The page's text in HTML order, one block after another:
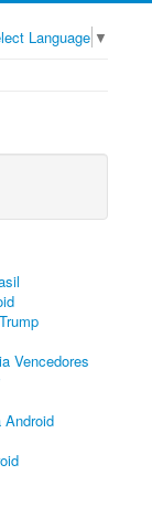
Language ▼
Vencedores
Android